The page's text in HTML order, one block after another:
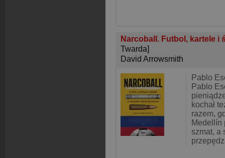
Narcoball. Futbol, kartele i
Twarda]
David Arrowsmith
Pablo
Pablo
kochał
razem,
Medellín
szmat, a